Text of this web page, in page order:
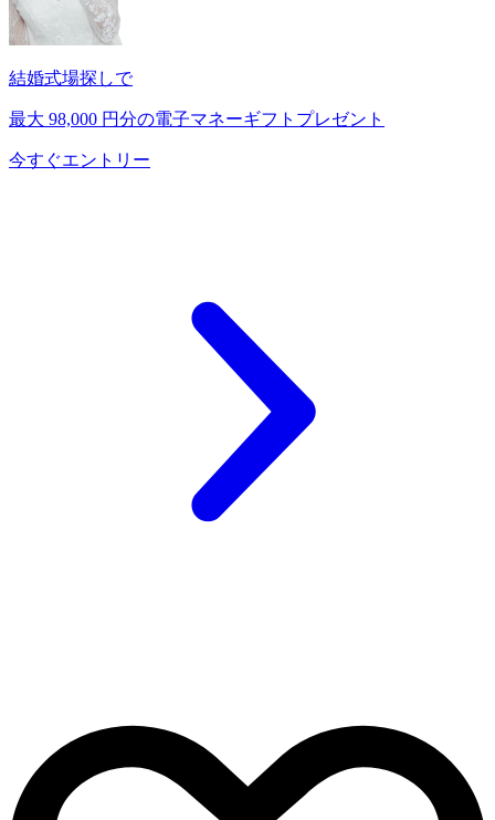
結婚式場探しで
最大 98,000 円分の電子マネーギフトプレゼント
今すぐエントリー